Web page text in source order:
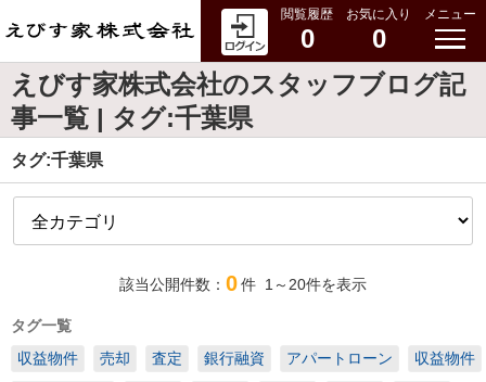
閲覧履歴
0
お気に入り
0
メニュー
えびす家株式会社のスタッフブログ記
事一覧 | タグ:千葉県
タグ:千葉県
該当公開件数： 0件 1～20件を表示
タグ一覧
収益物件
売却 査定 銀行融資 アパートローン 収益物件